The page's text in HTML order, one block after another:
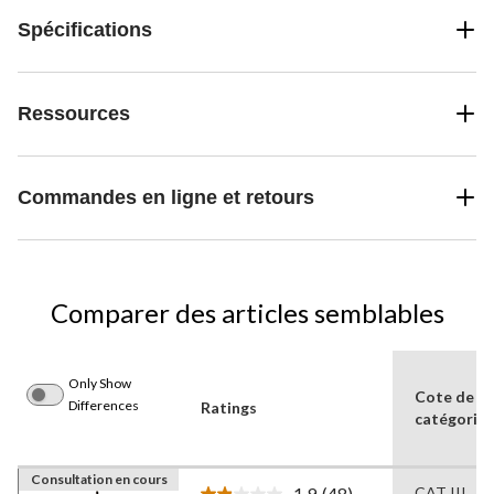
Spécifications
Ressources
Commandes en ligne et retours
Comparer des articles semblables
Only Show
Differences
Ratings
Cote de
catégorie
Consultation en cours